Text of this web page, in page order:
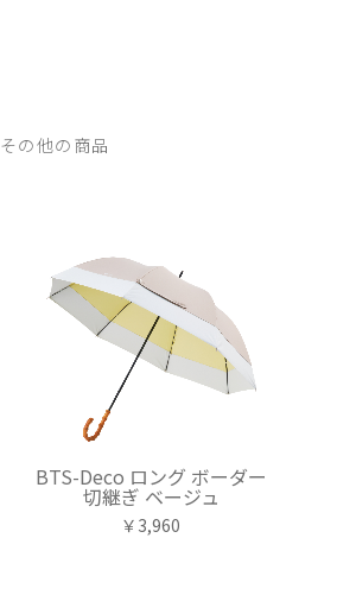
その他の商品
BTS-Deco ロング ボーダー
切継ぎ ベージュ
￥3,960